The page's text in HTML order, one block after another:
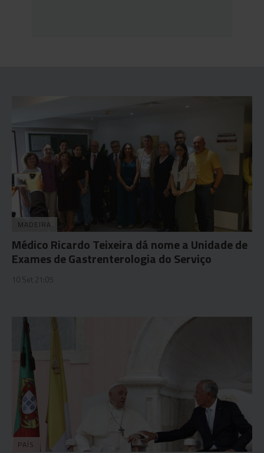
MADEIRA
Médico Ricardo Teixeira dá nome a Unidade de
Exames de Gastrenterologia do Serviço
10 Set 21:05
PAÍS